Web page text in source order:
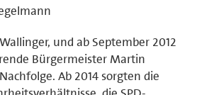
und ab September 2012
Bürgermeister Martin
Ab 2014 sorgten die